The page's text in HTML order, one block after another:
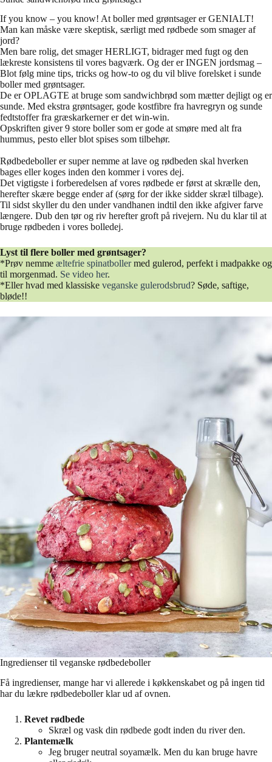
If you know – you know! At boller med grøntsager er GENIALT!
Man kan måske være skeptisk, særligt med rødbede som smager af
jord?
Men bare rolig, det smager HERLIGT, bidrager med fugt og den
lækreste konsistens til vores bagværk. Og der er INGEN jordsmag –
Blot følg mine tips, tricks og how-to og du vil blive forelsket i sunde
boller med grøntsager.
De er OPLAGTE at bruge som sandwichbrød som mætter dejligt og er
sunde. Med ekstra grøntsager, gode kostfibre fra havregryn og sunde
fedtstoffer fra græskarkerner er det win-win.
Opskriften giver 9 store boller som er gode at smøre med alt fra
hummus, pesto eller blot spises som tilbehør.
Rødbedeboller er super nemme at lave og rødbeden skal hverken
bages eller koges inden den kommer i vores dej.
Det vigtigste i forberedelsen af vores rødbede er først at skrælle den,
herefter skære begge ender af (sørg for der ikke sidder skræl tilbage).
Til sidst skyller du den under vandhanen indtil den ikke afgiver farve
længere. Dub den tør og riv herefter groft på rivejern. Nu du klar til at
bruge rødbeden i vores bolledej.
Lyst til flere boller med grøntsager?
*Prøv nemme æltefrie spinatbollermed gulerod, perfekt i madpakke og
til morgenmad. Se video her.
*Eller hvad med klassiske veganske gulerodsbrud? Søde, saftige,
bløde!!
Ingredienser til veganske rødbedeboller
Få ingredienser, mange har vi allerede i køkkenskabet og på ingen tid
har du lækre rødbedeboller klar ud af ovnen.
Revet rødbede
Skræl og vask din rødbede godt inden du river den.
Plantemælk
Jeg bruger neutral soyamælk. Men du kan bruge havre